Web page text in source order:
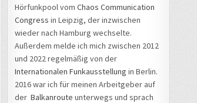
Hörfunkpool vom Chaos Communication
Congress in Leipzig, der inzwischen
wieder nach Hamburg wechselte.
Außerdem melde ich mich zwischen 2012
und 2022 regelmäßig von der
Internationalen Funkausstellung in Berlin.
2016 war ich für meinen Arbeitgeber auf
der Balkanroute unterwegs und sprach